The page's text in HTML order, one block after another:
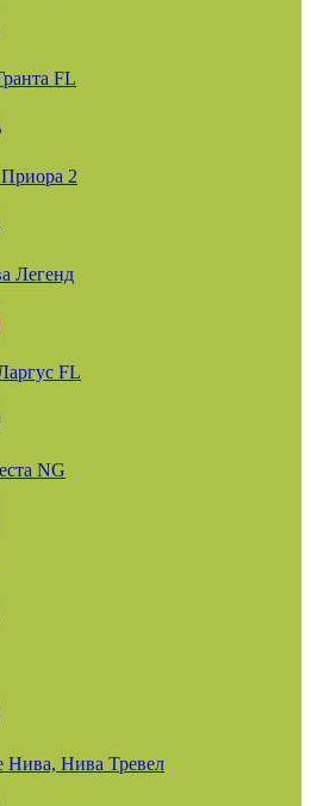
FL
2
Легенд
FL
NG
Нива, Нива Тревел